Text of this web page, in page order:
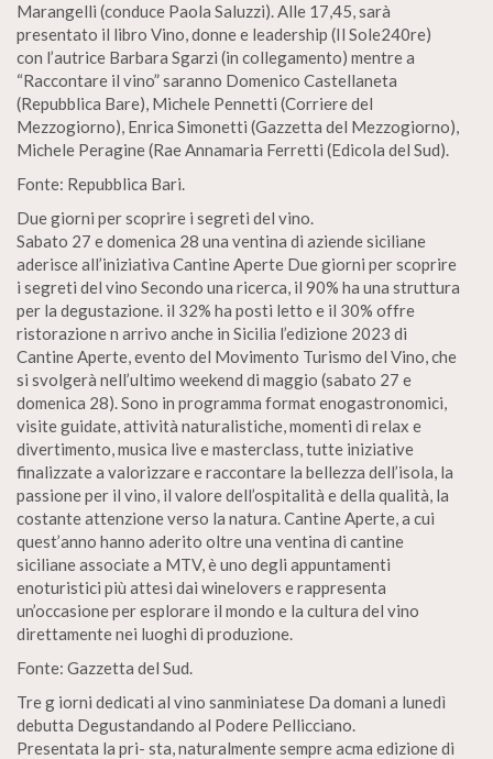
Marangelli (conduce Paola Saluzzi). Alle 17,45, sarà
presentato il libro Vino, donne e leadership (Il Sole240re)
con l’autrice Barbara Sgarzi (in collegamento) mentre a
“Raccontare il vino” saranno Domenico Castellaneta
(Repubblica Bare), Michele Pennetti (Corriere del
Mezzogiorno), Enrica Simonetti (Gazzetta del Mezzogiorno),
Michele Peragine (Rae Annamaria Ferretti (Edicola del Sud).
Fonte: Repubblica Bari.
Due giorni per scoprire i segreti del vino.
Sabato 27 e domenica 28 una ventina di aziende siciliane
aderisce all’iniziativa Cantine Aperte Due giorni per scoprire
i segreti del vino Secondo una ricerca, il 90% ha una struttura
per la degustazione. il 32% ha posti letto e il 30% offre
ristorazione n arrivo anche in Sicilia l’edizione 2023 di
Cantine Aperte, evento del Movimento Turismo del Vino, che
si svolgerà nell’ultimo weekend di maggio (sabato 27 e
domenica 28). Sono in programma format enogastronomici,
visite guidate, attività naturalistiche, momenti di relax e
divertimento, musica live e masterclass, tutte iniziative
finalizzate a valorizzare e raccontare la bellezza dell’isola, la
passione per il vino, il valore dell’ospitalità e della qualità, la
costante attenzione verso la natura. Cantine Aperte, a cui
quest’anno hanno aderito oltre una ventina di cantine
siciliane associate a MTV, è uno degli appuntamenti
enoturistici più attesi dai winelovers e rappresenta
un’occasione per esplorare il mondo e la cultura del vino
direttamente nei luoghi di produzione.
Fonte: Gazzetta del Sud.
Tre g iorni dedicati al vino sanminiatese Da domani a lunedì
debutta Degustandando al Podere Pellicciano.
Presentata la pri- sta, naturalmente sempre acma edizione di